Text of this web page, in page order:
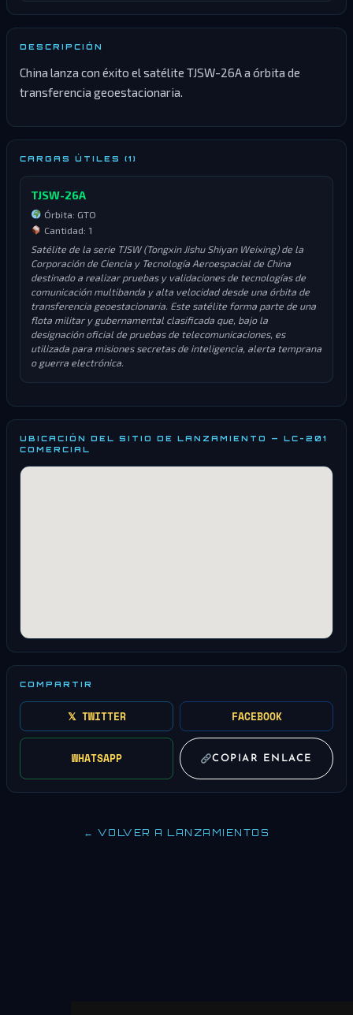
DESCRIPCIÓN
China lanza con éxito el satélite TJSW-26A a órbita de
transferencia geoestacionaria.
CARGAS ÚTILES (1)
TJSW-26A
Órbita: GTO
Cantidad: 1
Satélite de la serie TJSW (Tongxin Jishu Shiyan Weixing) de la
Corporación de Ciencia y Tecnología Aeroespacial de China
destinado a realizar pruebas y validaciones de tecnologías de
comunicación multibanda y alta velocidad desde una órbita de
transferencia geoestacionaria. Este satélite forma parte de una
flota militar y gubernamental clasificada que, bajo la
designación oficial de pruebas de telecomunicaciones, es
utilizada para misiones secretas de inteligencia, alerta temprana
o guerra electrónica.
UBICACIÓN DEL SITIO DE LANZAMIENTO — LC-201
COMERCIAL
COMPARTIR
𝕏 TWITTER FACEBOOK
WHATSAPP COPIAR ENLACE
← VOLVER A LANZAMIENTOS